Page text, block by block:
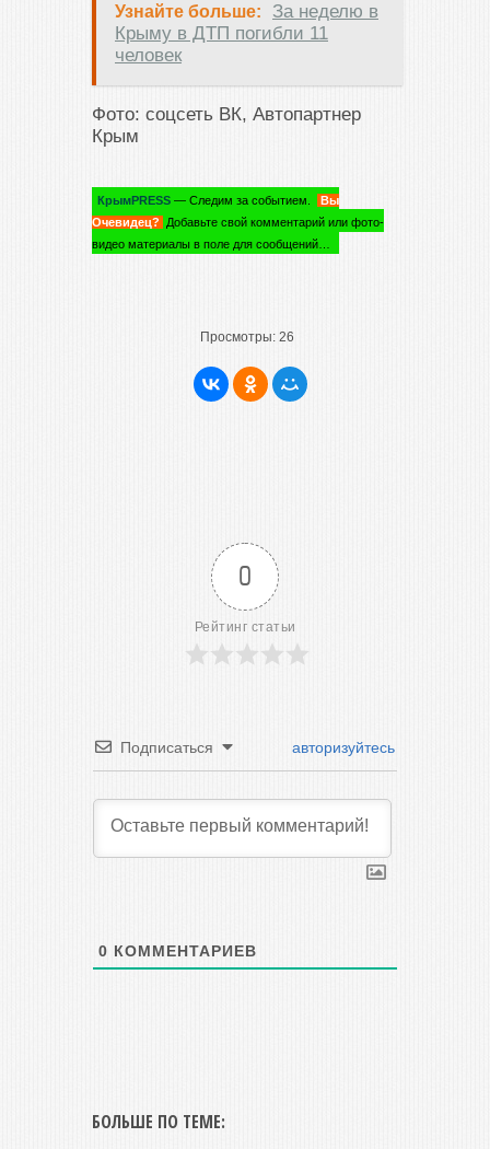
Узнайте больше:
За неделю в
Крыму в ДТП погибли 11
человек
Фото: соцсеть ВК, Автопартнер
Крым
КрымPRESS — Следим за событием.
Вы
Очевидец?
Добавьте свой комментарий или фото-
видео материалы в поле для сообщений…
Просмотры: 26
0
Рейтинг статьи
Подписаться авторизуйтесь
0 КОММЕНТАРИЕВ
БОЛЬШЕ ПО ТЕМЕ: